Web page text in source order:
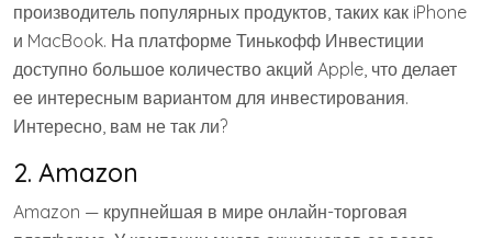
производитель популярных продуктов, таких как iPhone
и MacBook. На платформе Тинькофф Инвестиции
доступно большое количество акций Apple, что делает
ее интересным вариантом для инвестирования.
Интересно, вам не так ли?
2. Amazon
Amazon — крупнейшая в мире онлайн-торговая